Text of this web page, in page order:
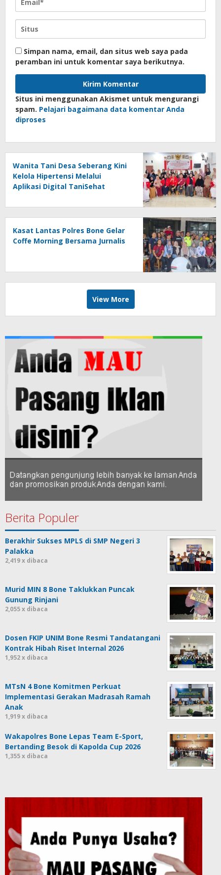
Simpan nama, email, dan situs web saya pada
peramban ini untuk komentar saya berikutnya.
Situs ini menggunakan Akismet untuk mengurangi
spam. Pelajari bagaimana data komentar Anda
diproses
Wanita Tani Desa Seberang Kini
Kelola Hipertensi Melalui
Aplikasi Digital TaniSehat
Kasat Lantas Polres Bone Gelar
Coffe Morning Bersama Jurnalis
View More
Berita Populer
Berakhir Sukses MPLS di SMP Negeri 3
Palakka
2,419 x dibaca
Murid MIN 8 Bone Taklukkan Puncak
Gunung Rinjani
2,055 x dibaca
Dosen FKIP UNIM Bone Resmi Tandatangani
Kontrak Hibah Riset Internal 2026
1,952 x dibaca
MTsN 4 Bone Komitmen Perkuat
Implementasi Gerakan Madrasah Ramah
Anak
1,919 x dibaca
Wakapolres Bone Lepas Team E-Sport,
Bertanding Besok di Kapolda Cup 2026
1,355 x dibaca